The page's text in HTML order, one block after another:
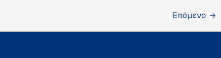
Επόμενο →